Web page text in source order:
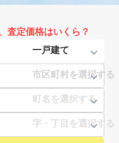
査定価格はいくら？